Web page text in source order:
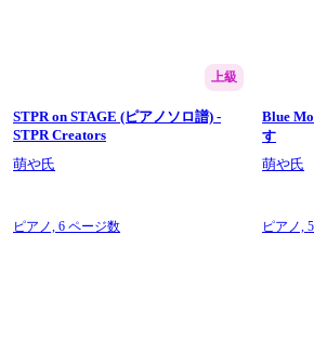
上級
STPR on STAGE (ピアノソロ譜) -
STPR Creators
萌や氏
ピアノ,6 ページ数
Blue
す
萌や氏
ピアノ,